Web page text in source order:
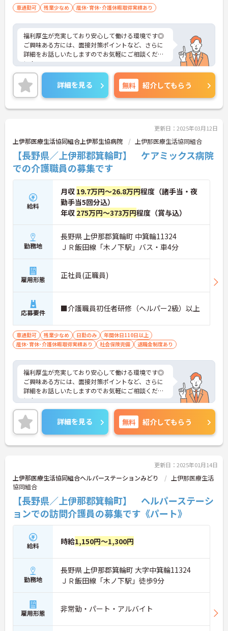
車通勤可 残業少なめ 産休･育休･介護休暇取得実績あり
福利厚生が充実しており安心して働ける環境です◎
ご興味ある方には、面接対策ポイントなど、さらに
詳細をお話しいたしますのでお気軽にご相談くださ
い！
詳細を見る 無料 紹介してもらう
更新日：2025年03月12日
上伊那医療生活協同組合上伊那生協病院 上伊那医療生活協同組合
【長野県／上伊那郡箕輪町】 ケアミックス病院
での介護職員の募集です
給料
月収 19.7万円～26.8万円程度（諸手当・夜
勤手当5回分込）
年収 275万円～373万円程度（賞与込）
勤務地
長野県 上伊那郡箕輪町 中箕輪11324
ＪＲ飯田線「木ノ下駅」バス・車4分
雇用形態 正社員(正職員)
応募要件 ■介護職員初任者研修（ヘルパー2級）以上
車通勤可 残業少なめ 日勤のみ
年間休日110日以上
産休･育休･介護休暇取得実績あり
社会保険完備 退職金制度あり
福利厚生が充実しており安心して働ける環境です◎
ご興味ある方には、面接対策ポイントなど、さらに
詳細をお話しいたしますのでお気軽にご相談くださ
い！
詳細を見る 無料 紹介してもらう
更新日：2025年01月14日
上伊那医療生活協同組合ヘルパーステーションみどり
上伊那医療生活
協同組合
【長野県／上伊那郡箕輪町】 ヘルパーステーシ
ョンでの訪問介護員の募集です《パート》
給料 時給1,150円～1,300円
勤務地
長野県 上伊那郡箕輪町 大字中箕輪11324
ＪＲ飯田線「木ノ下駅」徒歩9分
雇用形態 非常勤・パート・アルバイト